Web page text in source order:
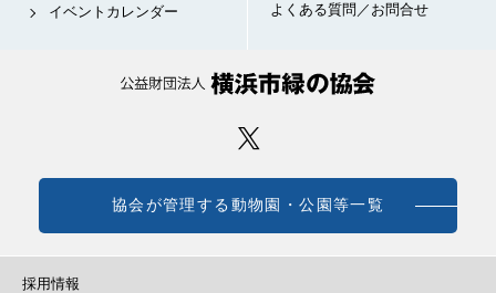
イベントカレンダー
よくある質問／お問合せ
協会が管理する動物園・公園等一覧
採用情報